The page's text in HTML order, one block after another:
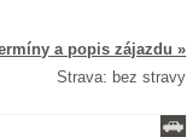
a popis zájazdu »
Strava: bez stravy